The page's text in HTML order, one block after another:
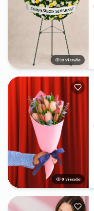
12 viendo
5 viendo